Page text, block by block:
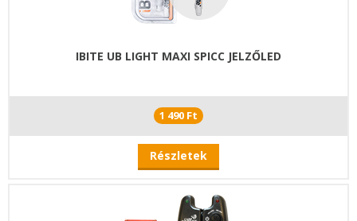
IBITE UB LIGHT MAXI SPICC JELZŐLED
1 490 Ft
Részletek